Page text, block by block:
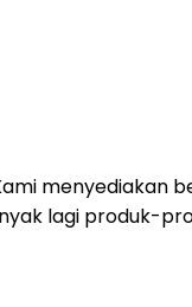
menyediakan
lagi produk-